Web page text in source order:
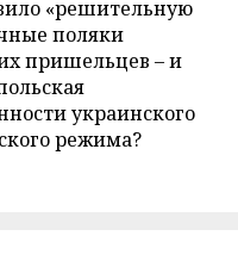
«решительную
поляки
пришельцев – и
украинского
режима?